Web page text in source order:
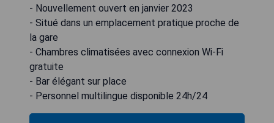
- Nouvellement ouvert en janvier 2023
- Situé dans un emplacement pratique proche de
la gare
- Chambres climatisées avec connexion Wi-Fi
gratuite
- Bar élégant sur place
- Personnel multilingue disponible 24h/24